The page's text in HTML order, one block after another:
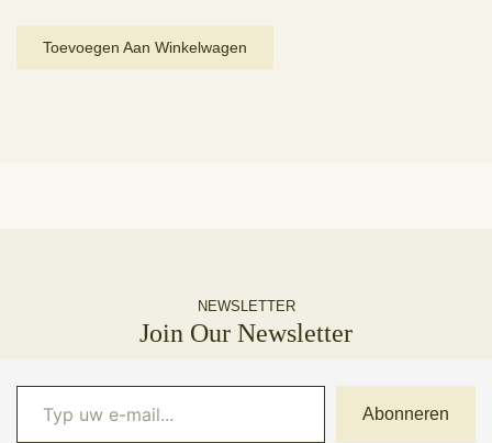
Toevoegen Aan Winkelwagen
NEWSLETTER
Join Our Newsletter
Typ uw e-mail...
Abonneren